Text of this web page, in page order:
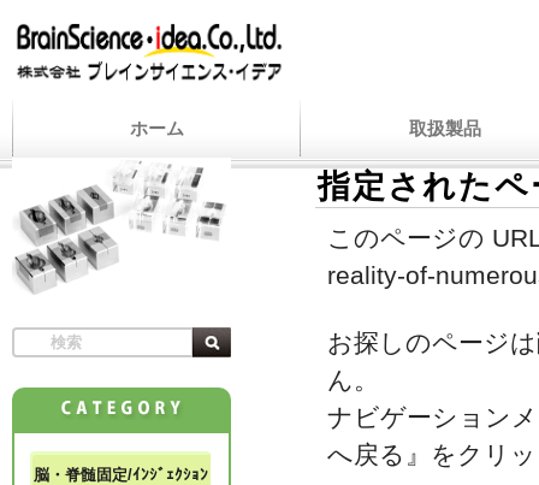
ホーム 取扱製品
指定された
このページの
reality-of-
お探しのページ
ん。
ナビゲーション
へ戻る』をクリ
脳・脊髄固定/ｲﾝｼﾞｪｸｼｮﾝ